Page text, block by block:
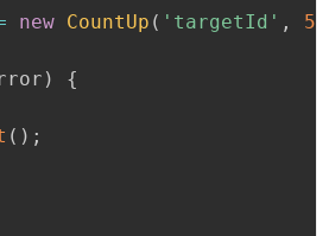
new CountUp ( 'targetId' ,
) {
( ) ;